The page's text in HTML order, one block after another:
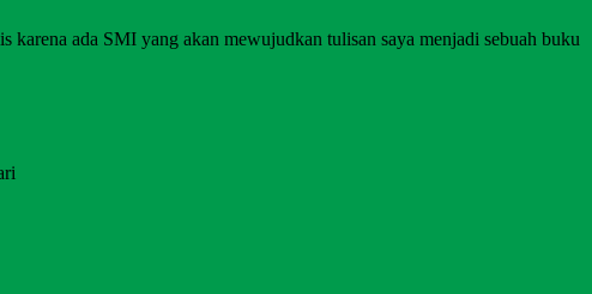
karena ada SMI yang akan mewujudkan tulisan saya menjadi sebuah buku